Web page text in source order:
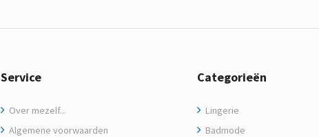
Service
Over mezelf...
Algemene voorwaarden
Categorieën
Lingerie
Badmode